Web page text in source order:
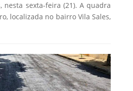
nesta sexta-feira (21). A quadra
localizada no bairro Vila Sales,